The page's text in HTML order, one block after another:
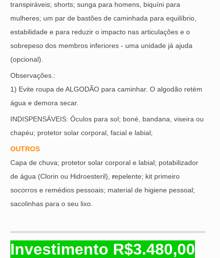
transpiráveis; shorts; sunga para homens, biquíni para
mulheres; um par de bastões de caminhada para equilíbrio,
estabilidade e para reduzir o impacto nas articulações e o
sobrepeso dos membros inferiores - uma unidade já ajuda
(opcional).
Observações.:
1) Evite roupa de ALGODÃO para caminhar. O algodão retém
água e demora secar.
INDISPENSÁVEIS: Óculos para sol; boné, bandana, viseira ou
chapéu; protetor solar corporal, facial e labial;
OUTROS
Capa de chuva; protetor solar corporal e labial; potabilizador
de água (Clorin ou Hidroesteril), repelente; kit primeiro
socorros e remédios pessoais; material de higiene pessoal;
sacolinhas para o seu lixo.
Investimento R$3.480,00